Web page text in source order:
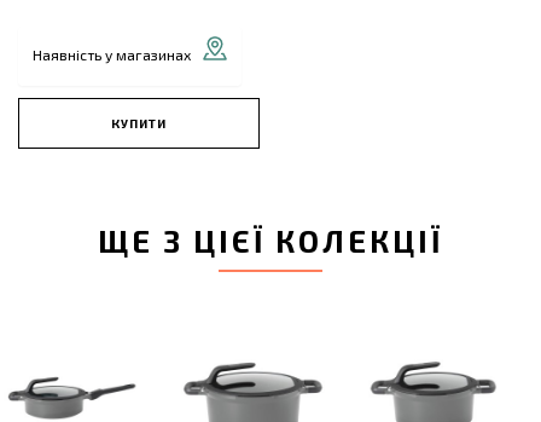
Наявність у магазинах
КУПИТИ
ЩЕ З ЦІЄЇ КОЛЕКЦІЇ